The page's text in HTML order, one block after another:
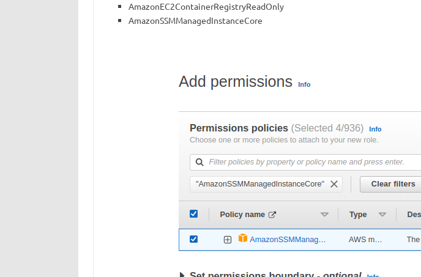
AmazonEC2ContainerRegistryReadOnly
AmazonSSMManagedInstanceCore